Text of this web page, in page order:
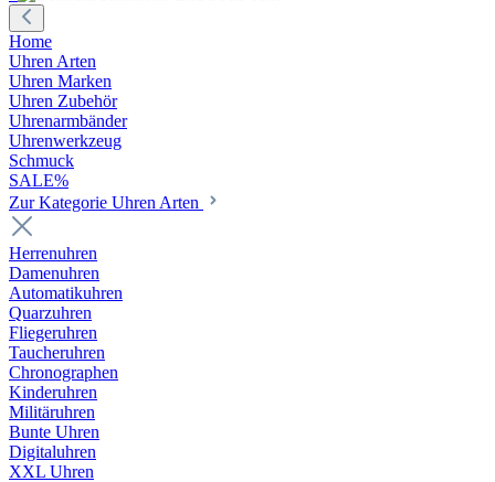
Home
Uhren Arten
Uhren Marken
Uhren Zubehör
Uhrenarmbänder
Uhrenwerkzeug
Schmuck
SALE%
Zur Kategorie Uhren Arten
Herrenuhren
Damenuhren
Automatikuhren
Quarzuhren
Fliegeruhren
Taucheruhren
Chronographen
Kinderuhren
Militäruhren
Bunte Uhren
Digitaluhren
XXL Uhren